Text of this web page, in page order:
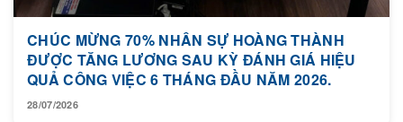
CHÚC MỪNG 70% NHÂN SỰ HOÀNG THÀNH
ĐƯỢC TĂNG LƯƠNG SAU KỲ ĐÁNH GIÁ HIỆU
QUẢ CÔNG VIỆC 6 THÁNG ĐẦU NĂM 2026.
28/07/2026